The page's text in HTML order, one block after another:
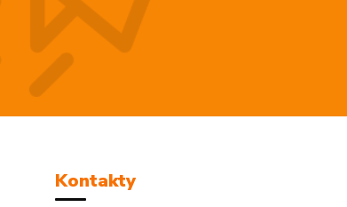
Kontakty